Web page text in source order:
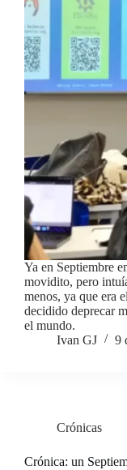
Ya en Septiembre
movidito, pero
menos, ya que era
decidido deprecar
el mundo.
Ivan GJ
9
Crónicas
Crónica: un